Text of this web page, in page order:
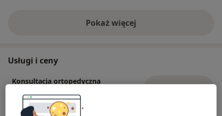
Pokaż więcejo doświadczeniu
Usługi i ceny
Konsultacja ortopedyczna
Od 300 zł Szczegóły